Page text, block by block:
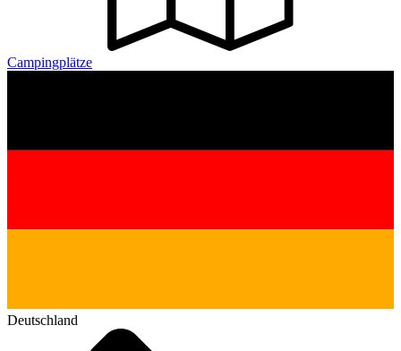
Campingplätze
Deutschland